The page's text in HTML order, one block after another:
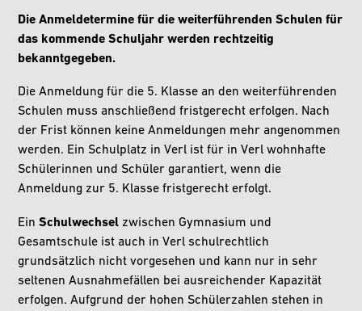
Die Anmeldetermine für die weiterführenden Schulen für
das kommende Schuljahr werden rechtzeitig
bekanntgegeben.
Die Anmeldung für die 5. Klasse an den weiterführenden
Schulen muss anschließend fristgerecht erfolgen. Nach
der Frist können keine Anmeldungen mehr angenommen
werden. Ein Schulplatz in Verl ist für in Verl wohnhafte
Schülerinnen und Schüler garantiert, wenn die
Anmeldung zur 5. Klasse fristgerecht erfolgt.
EinSchulwechselzwischen Gymnasium und
Gesamtschule ist auch in Verl schulrechtlich
grundsätzlich nicht vorgesehen und kann nur in sehr
seltenen Ausnahmefällen bei ausreichender Kapazität
erfolgen. Aufgrund der hohen Schülerzahlen stehen in